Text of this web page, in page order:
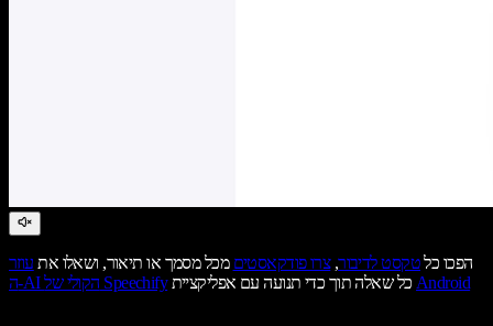
הפכו כלטקסט לדיבור,צרו פודקאסטים מכל מסמך או תיאור, ושאלו את עוזר
ה-AI הקולי של Speechify
כל שאלה תוך כדי תנועה עם אפליקצייתAndroid